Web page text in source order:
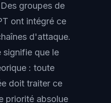
groupes de
ont intégré ce
d'attaque.
signifie que le
: toute
doit traiter ce
priorité absolue